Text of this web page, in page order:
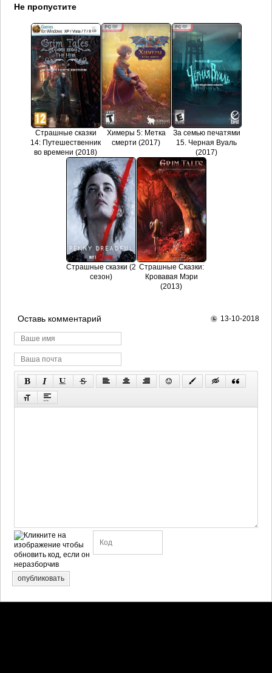
Не пропустите
Страшные сказки
14: Путешественник
во времени (2018)
Химеры 5: Метка
смерти (2017)
За семью печатями
15. Черная Вуаль
(2017)
Страшные сказки (2
сезон)
Страшные Сказки:
Кровавая Мэри
(2013)
Оставь комментарий 13-10-2018
опубликовать